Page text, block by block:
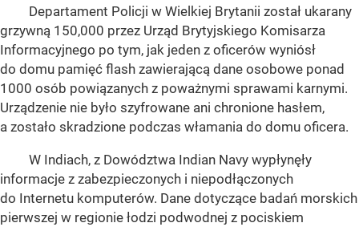
Departament Policji w Wielkiej Brytanii został ukarany
grzywną 150,000 przez Urząd Brytyjskiego Komisarza
Informacyjnego po tym, jak jeden z oficerów wyniósł
do domu pamięć flash zawierającą dane osobowe ponad
1000 osób powiązanych z poważnymi sprawami karnymi.
Urządzenie nie było szyfrowane ani chronione hasłem,
a zostało skradzione podczas włamania do domu oficera.
W Indiach, z Dowództwa Indian Navy wypłynęły
informacje z zabezpieczonych i niepodłączonych
do Internetu komputerów. Dane dotyczące badań morskich
pierwszej w regionie łodzi podwodnej z pociskiem